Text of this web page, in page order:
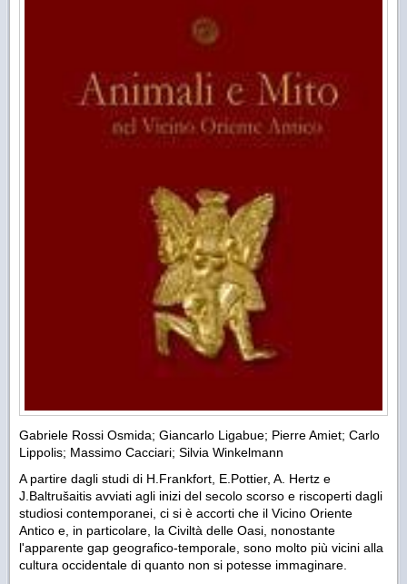
Gabriele Rossi Osmida; Giancarlo Ligabue; Pierre Amiet; Carlo
Lippolis; Massimo Cacciari; Silvia Winkelmann
A partire dagli studi di H.Frankfort, E.Pottier, A. Hertz e
J.Baltrušaitis avviati agli inizi del secolo scorso e riscoperti dagli
studiosi contemporanei, ci si è accorti che il Vicino Oriente
Antico e, in particolare, la Civiltà delle Oasi, nonostante
l'apparente gap geografico-temporale, sono molto più vicini alla
cultura occidentale di quanto non si potesse immaginare.